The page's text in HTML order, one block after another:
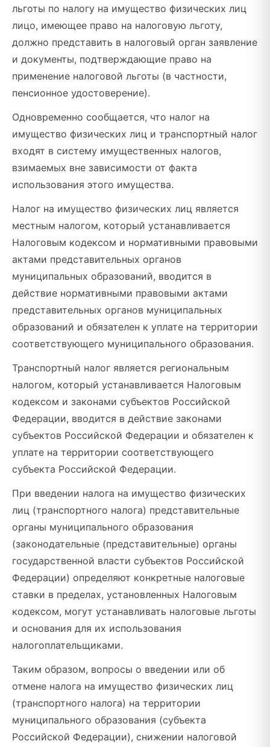
льготы по налогу на имущество физических лиц
лицо, имеющее право на налоговую льготу,
должно представить в налоговый орган заявление
и документы, подтверждающие право на
применение налоговой льготы (в частности,
пенсионное удостоверение).
Одновременно сообщается, что налог на
имущество физических лиц и транспортный налог
входят в систему имущественных налогов,
взимаемых вне зависимости от факта
использования этого имущества.
Налог на имущество физических лиц является
местным налогом, который устанавливается
Налоговым кодексом и нормативными правовыми
актами представительных органов
муниципальных образований, вводится в
действие нормативными правовыми актами
представительных органов муниципальных
образований и обязателен к уплате на территории
соответствующего муниципального образования.
Транспортный налог является региональным
налогом, который устанавливается Налоговым
кодексом и законами субъектов Российской
Федерации, вводится в действие законами
субъектов Российской Федерации и обязателен к
уплате на территории соответствующего
субъекта Российской Федерации.
При введении налога на имущество физических
лиц (транспортного налога) представительные
органы муниципального образования
(законодательные (представительные) органы
государственной власти субъектов Российской
Федерации) определяют конкретные налоговые
ставки в пределах, установленных Налоговым
кодексом, могут устанавливать налоговые льготы
и основания для их использования
налогоплательщиками.
Таким образом, вопросы о введении или об
отмене налога на имущество физических лиц
(транспортного налога) на территории
муниципального образования (субъекта
Российской Федерации), снижении налоговой